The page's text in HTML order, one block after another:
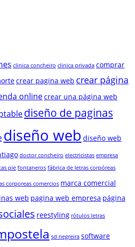
clinica concheiro clinica privada comprar
crear pagina web crear página
onlinecrear una página web
diseño de paginas
diseño web diseño web
doctor concheiro electricistas empresa
pie fontaneros fábrica de letras corpóreas
corporeas comercios marca comercial
web pagina web empresa página
reestyling rótulos letras
sd negreira software